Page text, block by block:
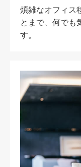
煩雑なオフィス
とまで、何でも
す。